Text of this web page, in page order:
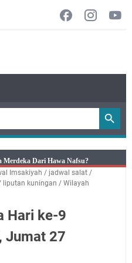
Rumah Kegiatan Strategis
Bupati Kuningan Kamis 6 Agustus
dan Besaran Biayanya
Keliling Kuningan Kamis 6
Imsakiyah / jadwal salat /
liputan kuningan / Wilayah
Hari ke-9
Jumat 27